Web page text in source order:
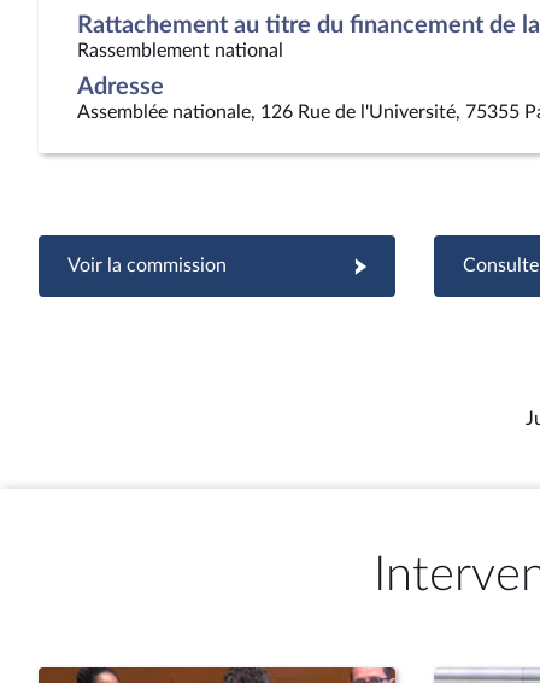
Rattachement au titre du financement de
Rassemblement national
Adresse
Assemblée nationale, 126 Rue de l'Université, 75355
Voir la commission